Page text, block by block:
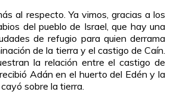
al respecto. Ya vimos, gracias a los
del pueblo de Israel, que hay una
de refugio para quien derrama
de la tierra y el castigo de Caín.
la relación entre el castigo de
Adán en el huerto del Edén y la
sobre la tierra.